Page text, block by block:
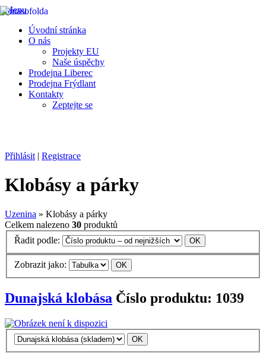
Menu
Úvodní stránka
O nás
Projekty EU
Naše úspěchy
Prodejna Liberec
Prodejna Frýdlant
Kontakty
Zeptejte se
Přihlásit | Registrace
Klobásy a párky
Uzenina » Klobásy a párky
Celkem nalezeno 30 produktů
Řadit podle:
Zobrazit jako:
Dunajská klobása Číslo produktu: 1039